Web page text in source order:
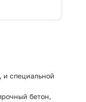
и специальной
бетон,